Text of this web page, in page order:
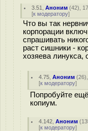
3.51 ,Аноним (42),
[к модератору]
Что вы так
корпорации
спрашивать
раст сишники -
хозяева линукса,
4.75 ,Аноним (26
[к модератору]
Попробуйте
копиум.
4.142 ,Аноним (
[к модератору]